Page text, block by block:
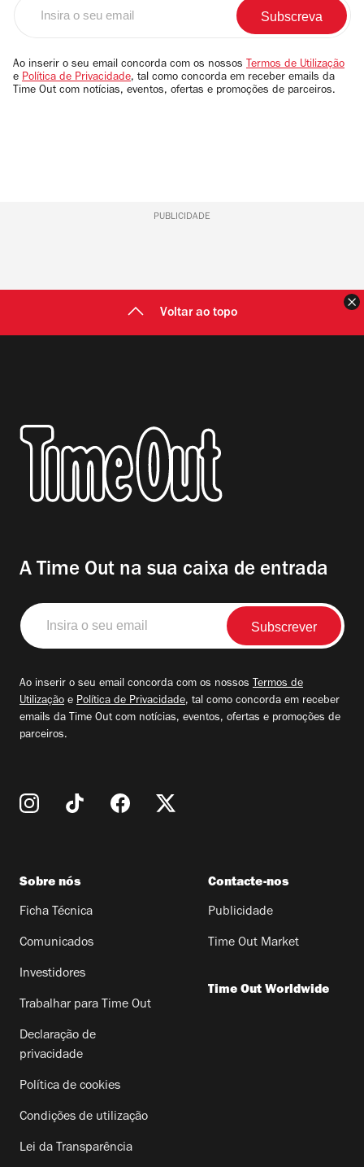
email
Ao inserir o seu email concorda com os nossos Termos de Utilização
e Política de Privacidade, tal como concorda em receber emails da
Time Out com notícias, eventos, ofertas e promoções de parceiros.
PUBLICIDADE
Voltar ao topo
A Time Out na sua caixa de entrada
Insira
o
seu
Ao inserir o seu email concorda com os nossos Termos de
Utilização e Política de Privacidade, tal como concorda em receber
emails da Time Out com notícias, eventos, ofertas e promoções de
parceiros.
Sobre nós
Ficha Técnica
Comunicados
Investidores
Trabalhar para Time Out
Declaração de
privacidade
Política de cookies
Condições de utilização
Lei da Transparência
Contacte-nos
Publicidade
Time Out Market
Time Out Worldwide